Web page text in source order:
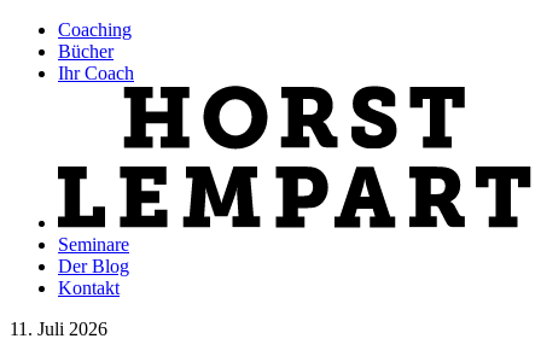
Coaching
Bücher
Ihr Coach
Seminare
Der Blog
Kontakt
11. Juli 2026